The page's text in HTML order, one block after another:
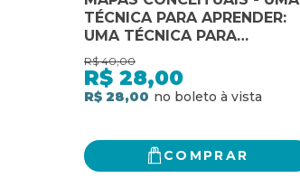
TÉCNICA PARA APRENDER:
UMA TÉCNICA PARA
APRENDER
R$ 40,00
R$ 28,00
R$ 28,00
COMPRAR